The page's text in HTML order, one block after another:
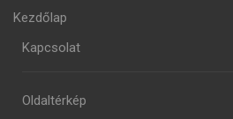
Kezdőlap
Kapcsolat
Oldaltérkép